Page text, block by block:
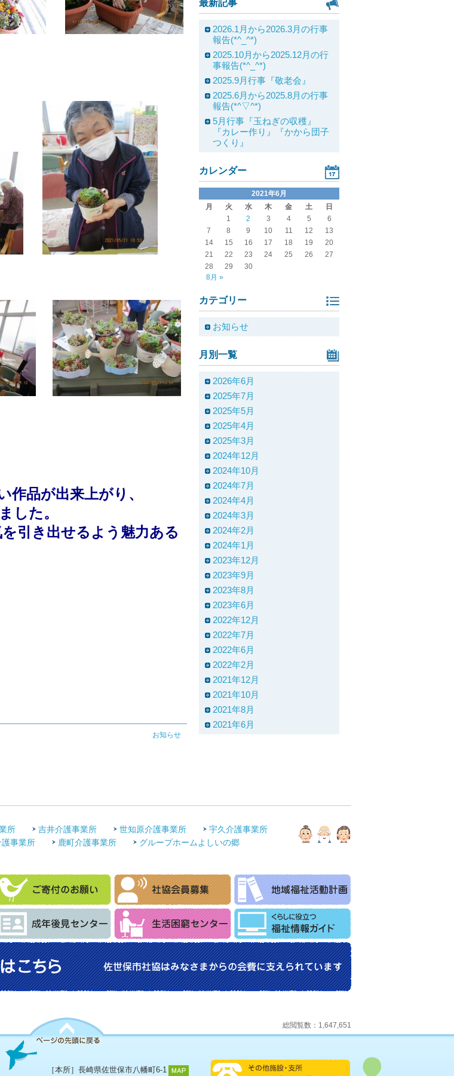
作品が出来上がり、
した。
き出せるよう魅力ある
お知らせ
最新記事
2026.1月から2026.3月の行事
報告(*^_^*)
2025.10月から2025.12月の行
事報告(*^_^*)
2025.9月行事『敬老会』
2025.6月から2025.8月の行事
報告(*^▽^*)
5月行事『玉ねぎの収穫』
『カレー作り』『かから団子
つくり』
カレンダー
2021年6月
月
火 水 木 金 土
日
1
2 3 4 5
6
7
8 9 10 11 12
13
14
15 16 17 18 19
20
21
22 23 24 25 26
27
28
29
30
8月 »
カテゴリー
お知らせ
月別一覧
2026年6月
2025年7月
2025年5月
2025年4月
2025年3月
2024年12月
2024年10月
2024年7月
2024年4月
2024年3月
2024年2月
2024年1月
2023年12月
2023年9月
2023年8月
2023年6月
2022年12月
2022年7月
2022年6月
2022年2月
2021年12月
2021年10月
2021年8月
2021年6月
所 吉井介護事業所 世知原介護事業所
宇久介護事業所
事業所 鹿町介護事業所 グループホームよしいの郷
総閲覧数：1,647,651
［本所］長崎県佐世保市八幡町6-1